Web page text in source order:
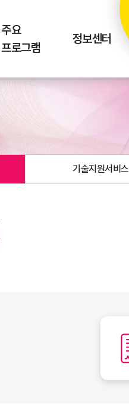
주요
프로그램
정보센터
기술지원서비스